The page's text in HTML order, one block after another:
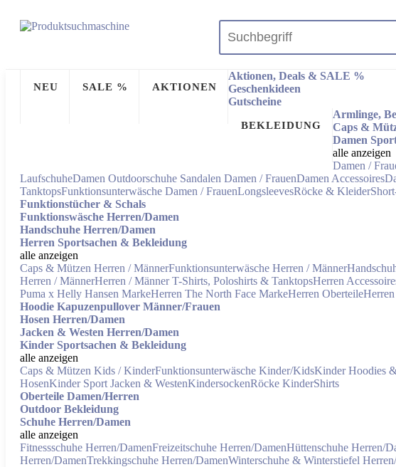
NEU SALE % AKTIONEN
Aktionen, Deals & SALE %
Geschenkideen
Gutscheine
BEKLEIDUNG
Armlinge,
Caps &
Damen
alle anzeigen
Damen /
LaufschuheDamen Outdoorschuhe Sandalen Damen / FrauenDamen Accessoires
TanktopsFunktionsunterwäsche Damen / FrauenLongsleevesRöcke & Kleider
Funktionstücher & Schals
Funktionswäsche Herren/Damen
Handschuhe Herren/Damen
Herren Sportsachen & Bekleidung
alle anzeigen
Caps & Mützen Herren / MännerFunktionsunterwäsche Herren / Männer
Herren / MännerHerren / Männer T-Shirts, Poloshirts & TanktopsHerren
Puma x Helly Hansen MarkeHerren The North Face MarkeHerren Oberteile
Hoodie Kapuzenpullover Männer/Frauen
Hosen Herren/Damen
Jacken & Westen Herren/Damen
Kinder Sportsachen & Bekleidung
alle anzeigen
Caps & Mützen Kids / KinderFunktionsunterwäsche Kinder/KidsKinder Hoodies
HosenKinder Sport Jacken & WestenKindersockenRöcke KinderShirts
Oberteile Damen/Herren
Outdoor Bekleidung
Schuhe Herren/Damen
alle anzeigen
Fitnessschuhe Herren/DamenFreizeitschuhe Herren/DamenHüttenschuhe Herren/
Herren/DamenTrekkingschuhe Herren/DamenWinterschuhe & Winterstiefel